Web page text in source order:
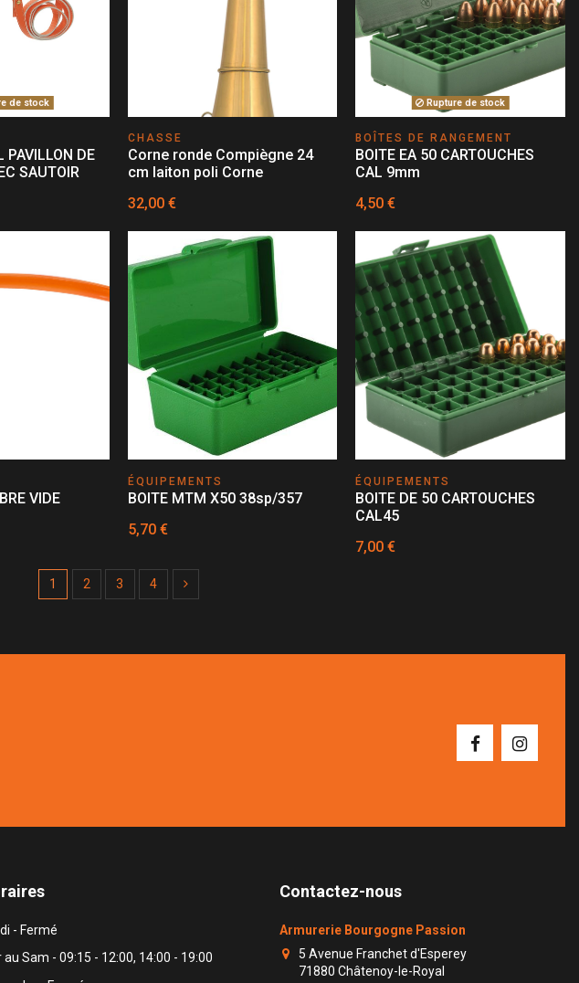
de stock
PAVILLON DE
SAUTOIR
CHASSE
Corne ronde Compiègne 24
cm laiton poli Corne
32,00 €
Rupture de stock
BOÎTES DE RANGEMENT
BOITE EA 50 CARTOUCHES
CAL 9mm
4,50 €
VIDE
ÉQUIPEMENTS
BOITE MTM X50 38sp/357
5,70 €
ÉQUIPEMENTS
BOITE DE 50 CARTOUCHES
CAL45
7,00 €
1 2 3 4
- Fermé
au Sam - 09:15 - 12:00, 14:00 - 19:00
Contactez-nous
Armurerie Bourgogne Passion
5 Avenue Franchet d'Esperey
71880 Châtenoy-le-Royal